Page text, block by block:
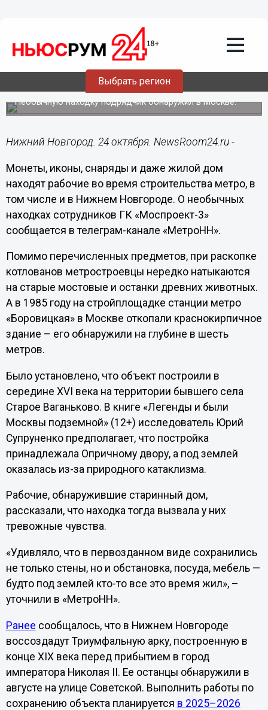
Выбрать регион
Нижегородцам рассказали о
найденном при строительстве метро
старинном доме
Необычную находку подрядчик обнаружил в Москве.
Нижний Новгород. 24 октября. NewsRoom24.ru -
Монеты, иконы, снаряды и даже жилой дом
находят рабочие во время строительства метро, в
том числе и в Нижнем Новгороде. О необычных
находках сотрудников ГК «Моспроект-3»
сообщается в телеграм-канале «МетроНН».
Помимо перечисленных предметов, при раскопке
котлованов метростроевцы нередко натыкаются
на старые мостовые и останки древних животных.
А в 1985 году на стройплощадке станции метро
«Боровицкая» в Москве откопали краснокирпичное
здание – его обнаружили на глубине в шесть
метров.
Было установлено, что объект построили в
середине XVI века на территории бывшего села
Старое Ваганьково. В книге «Легенды и были
Москвы подземной» (12+) исследователь Юрий
Супруненко предполагает, что постройка
принадлежала Опричному двору, а под землей
оказалась из-за природного катаклизма.
Рабочие, обнаружившие старинный дом,
рассказали, что находка тогда вызвала у них
тревожные чувства.
«Удивляло, что в первозданном виде сохранились
не только стены, но и обстановка, посуда, мебель —
будто под землей кто-то все это время жил», –
уточнили в «МетроНН».
Ранее сообщалось, что в Нижнем Новгороде
воссоздадут Триумфальную арку, построенную в
конце XIX века перед прибытием в город
императора Николая II. Ее останцы обнаружили в
августе на улице Советской. Выполнить работы по
сохранению объекта планируется в 2025–2026